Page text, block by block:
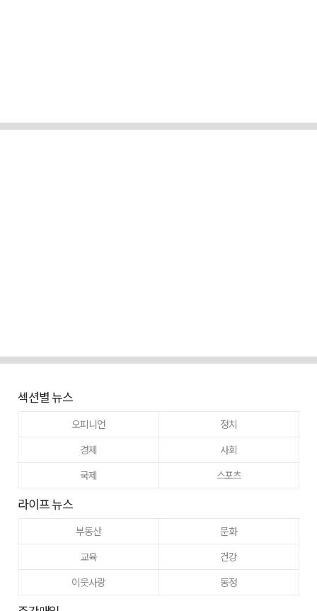
섹션별 뉴스
오피니언
정치
경제
사회
국제
스포츠
라이프 뉴스
부동산
문화
교육
건강
이웃사랑
동정